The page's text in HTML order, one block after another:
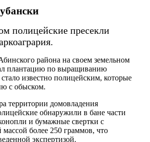
полицейские пресекли
района на своем земельном
плантацию по выращиванию
известно полицейским, которые
с обыском.
территории домовладения
обнаружили в бане части
и бумажные свертки с
более 250 граммов, что
экспертизой.